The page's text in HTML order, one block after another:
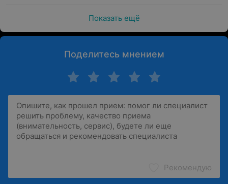
Показать ещё
Поделитесь мнением
Рекомендую